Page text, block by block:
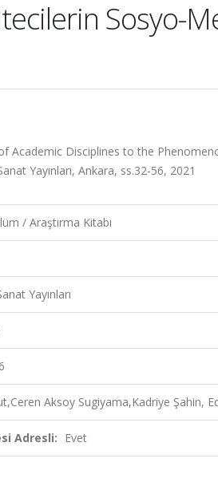
Sosyo-
Academic Disciplines to the
Yayınları, Ankara, ss.32-56, 2021
/ Araştırma Kitabı
Yayınları
Aksoy Sugiyama,Kadriye Şahin,
Adresli: Evet